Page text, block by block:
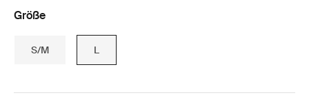
Größe
S/M L